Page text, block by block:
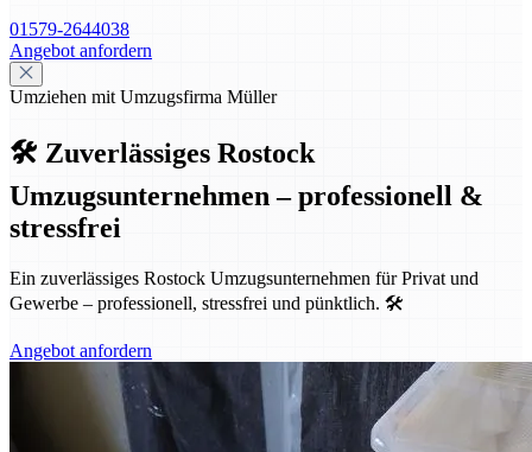
01579-2644038
Angebot anfordern
Umziehen mit Umzugsfirma Müller
🛠️ Zuverlässiges Rostock
Umzugsunternehmen – professionell &
stressfrei
Ein zuverlässiges Rostock Umzugsunternehmen für Privat und
Gewerbe – professionell, stressfrei und pünktlich. 🛠️
Angebot anfordern